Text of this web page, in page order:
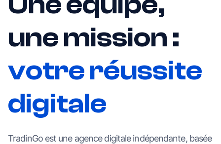
une mission :
votre réussite
digitale
TradinGo est une agence digitale indépendante, basée